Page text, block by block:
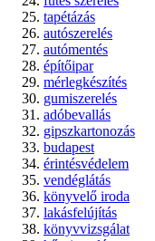
tapétázás
autószerelés
autómentés
építőipar
mérlegkészítés
gumiszerelés
adóbevallás
gipszkartonozás
budapest
érintésvédelem
vendéglátás
könyvelő iroda
lakásfelújítás
könyvvizsgálat